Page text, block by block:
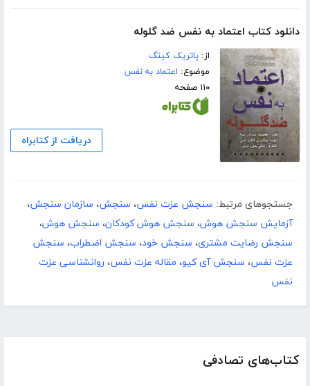
کتاب‌های تصادفی
دانلود کتاب اعتماد به نفس ضد گلوله
از:پاتریک کینگ
موضوع: اعتماد به نفس
۱۱۰ صفحه
دریافت از کتابراه
جستجوهای مرتبط: سنجش عزت نفس، سنجش، سازمان سنجش،
آزمایش سنجش هوش، سنجش هوش کودکان، سنجش هوش،
سنجش رضایت مشتری، سنجش خود، سنجش اضطراب، سنجش
عزت نفس، سنجش آی کیو، مقاله عزت نفس، روانشناسی عزت
نفس